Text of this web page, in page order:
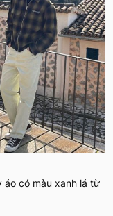
có màu xanh lá từ